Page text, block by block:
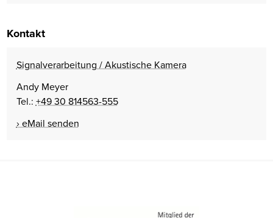
Kontakt
Signalverarbeitung / Akustische Kamera
Andy Meyer
Tel.: +49 30 814563-555
eMail senden